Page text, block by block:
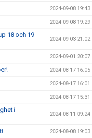
2024-09-08 19:43
2024-09-08 19:29
18 och 19
2024-09-03 21:02
2024-09-01 20:07
2024-08-17 16:05
2024-08-17 16:01
2024-08-17 15:31
i
2024-08-11 09:24
2024-08-08 19:03